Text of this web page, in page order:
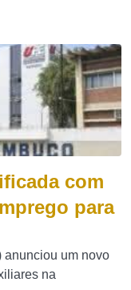
com
para
anunciou um novo
na